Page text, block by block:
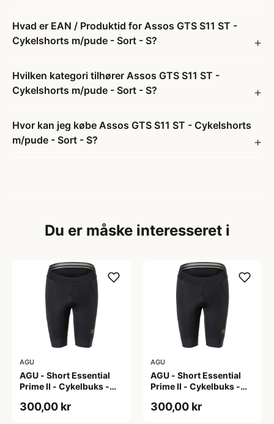
Hvad er EAN / Produktid for Assos GTS S11 ST -
Cykelshorts m/pude - Sort - S?
Hvilken kategori tilhører Assos GTS S11 ST -
Cykelshorts m/pude - Sort - S?
Hvor kan jeg købe Assos GTS S11 ST - Cykelshorts
m/pude - Sort - S?
Du er måske interesseret i
AGU
AGU - Short Essential
Prime II - Cykelbuks -
300,00 kr
AGU
AGU - Short Essential
Prime II - Cykelbuks -
300,00 kr